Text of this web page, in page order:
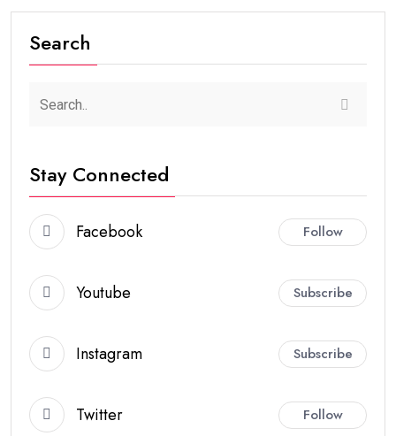
Search
Stay Connected
Facebook Follow
Youtube Subscribe
Instagram Subscribe
Twitter Follow